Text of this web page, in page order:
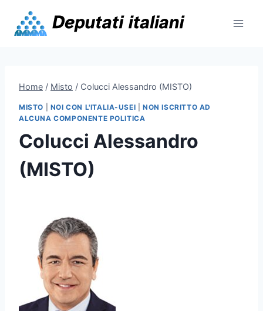
content
Home / Misto / Colucci Alessandro (MISTO)
MISTO NOI CON L'ITALIA-USEI |NON ISCRITTO AD
ALCUNA COMPONENTE POLITICA
Colucci Alessandro
(MISTO)